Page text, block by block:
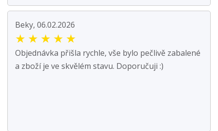
Beky, 06.02.2026
★ ★ ★ ★ ★
Objednávka přišla rychle, vše bylo pečlivě zabalené
a zboží je ve skvělém stavu. Doporučuji :)